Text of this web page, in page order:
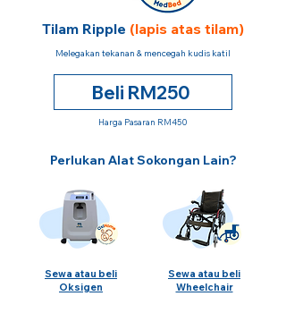
Tilam Ripple (lapis atas tilam)
Melegakan tekanan & mencegah kudis katil
Beli RM250
Harga Pasaran RM450
Perlukan Alat Sokongan Lain?
Sewa atau beli
Oksigen
Sewa atau beli
Wheelchair